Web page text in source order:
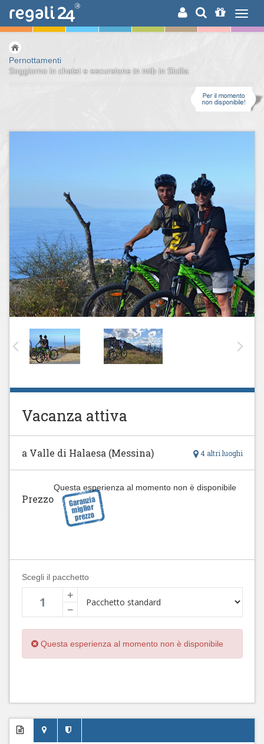
RICERCA
Pernottamenti
/
Soggiorno in chalet e escursione in mtb in Sicilia
Vacanza attiva
4 altri luoghi
a Valle di Halaesa (Messina)
Questa esperienza al momento non è disponibile
Prezzo
Scegli il pacchetto
+
−
Questa esperienza al momento non è disponibile